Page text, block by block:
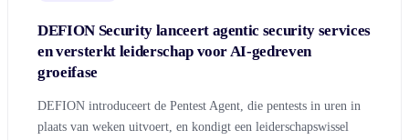
Technologie & SaaS
Kennisbank
DEFION Security lanceert agentic security services
en versterkt leiderschap voor AI-gedreven
groeifase
DEFION introduceert de Pentest Agent, die pentests in uren in
plaats van weken uitvoert, en kondigt een leiderschapswissel